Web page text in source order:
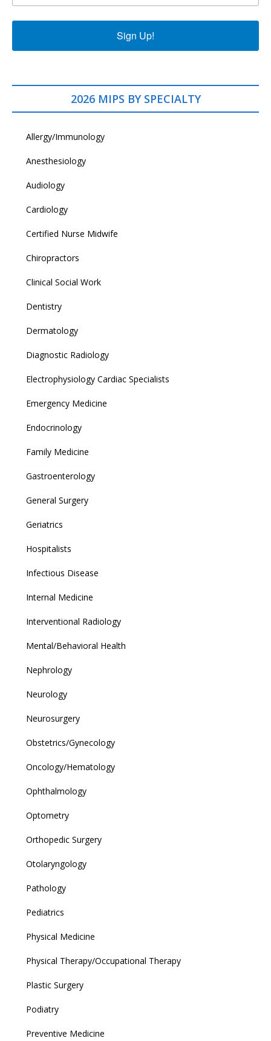
Sign Up!
2026 MIPS BY SPECIALTY
Allergy/Immunology
Anesthesiology
Audiology
Cardiology
Certified Nurse Midwife
Chiropractors
Clinical Social Work
Dentistry
Dermatology
Diagnostic Radiology
Electrophysiology Cardiac Specialists
Emergency Medicine
Endocrinology
Family Medicine
Gastroenterology
General Surgery
Geriatrics
Hospitalists
Infectious Disease
Internal Medicine
Interventional Radiology
Mental/Behavioral Health
Nephrology
Neurology
Neurosurgery
Obstetrics/Gynecology
Oncology/Hematology
Ophthalmology
Optometry
Orthopedic Surgery
Otolaryngology
Pathology
Pediatrics
Physical Medicine
Physical Therapy/Occupational Therapy
Plastic Surgery
Podiatry
Preventive Medicine